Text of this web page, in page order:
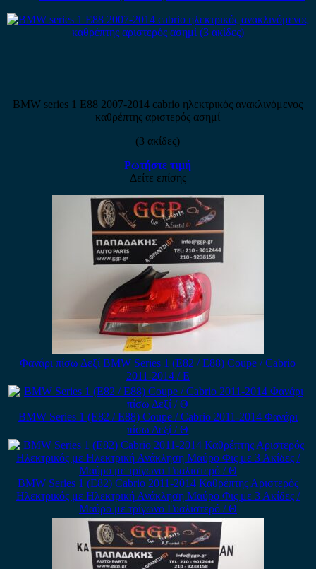
BMW series 1 E88 2007-2014 cabrio ηλεκτρικός ανακλινόμενος
καθρέπτης αριστερός ασημί
(3 ακίδες)
Ρωτήστε τιμή
Δείτε επίσης
Φανάρι πίσω Δεξί BMW Series 1 (E82 / E88) Coupe / Cabrio
2011-2014 / Ε
BMW Series 1 (E82 / E88) Coupe / Cabrio 2011-2014 Φανάρι
πίσω Δεξί / Θ
BMW Series 1 (E82) Cabrio 2011-2014 Καθρέπτης Αριστερός
Ηλεκτρικός με Ηλεκτρική Ανάκληση Μαύρο Φις με 3 Ακίδες /
Μαύρο με τρίγωνο Γυαλιστερό / Θ